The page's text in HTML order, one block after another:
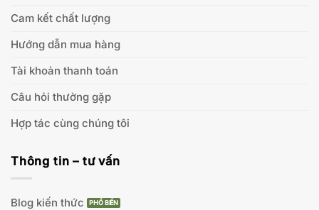
Cam kết chất lượng
Hướng dẫn mua hàng
Tài khoản thanh toán
Câu hỏi thường gặp
Hợp tác cùng chúng tôi
Thông tin – tư vấn
Blog kiến thức